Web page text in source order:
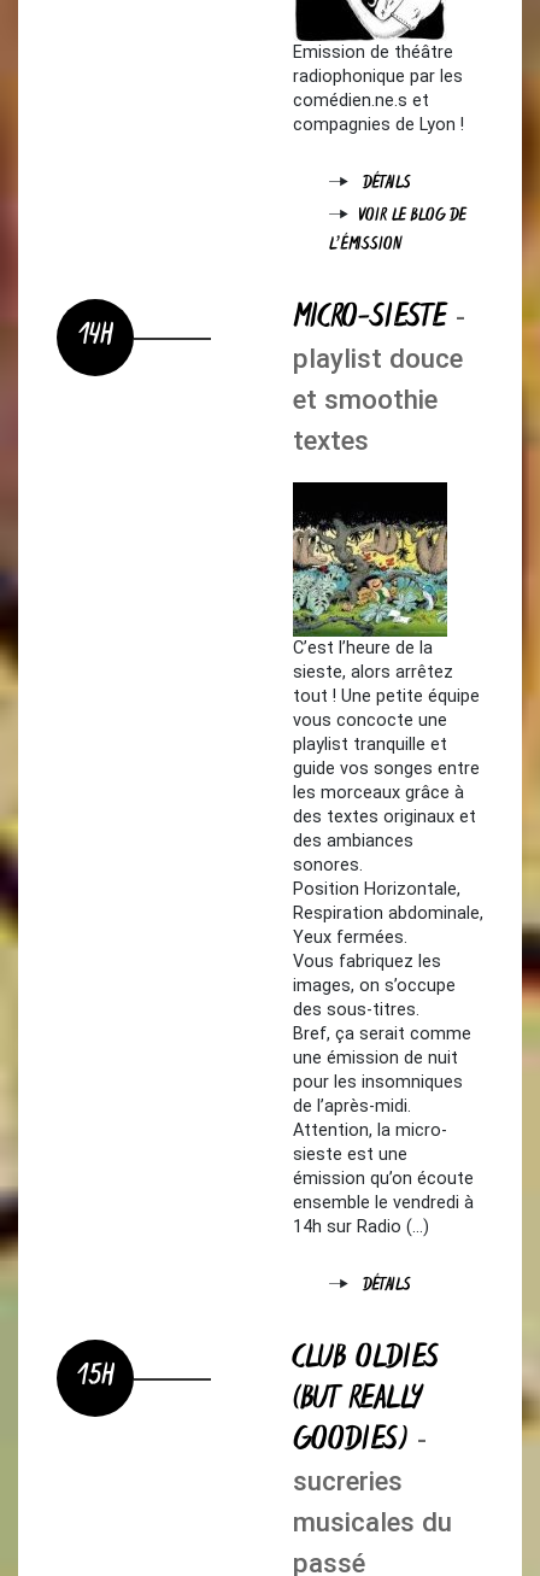
Emission de théâtre
radiophonique par les
comédien.ne.s et
compagnies de Lyon !
DÉTAILS
VOIR LE BLOG DE
L'ÉMISSION
14H MICRO-SIESTE -
playlist douce
et smoothie
textes
C’est l’heure de la
sieste, alors arrêtez
tout ! Une petite équipe
vous concocte une
playlist tranquille et
guide vos songes entre
les morceaux grâce à
des textes originaux et
des ambiances
sonores.
Position Horizontale,
Respiration abdominale,
Yeux fermées.
Vous fabriquez les
images, on s’occupe
des sous-titres.
Bref, ça serait comme
une émission de nuit
pour les insomniques
de l’après-midi.
Attention, la micro-
sieste est une
émission qu’on écoute
ensemble le vendredi à
14h sur Radio (…)
DÉTAILS
15H
CLUB OLDIES
(BUT REALLY
GOODIES) -
sucreries
musicales du
passé